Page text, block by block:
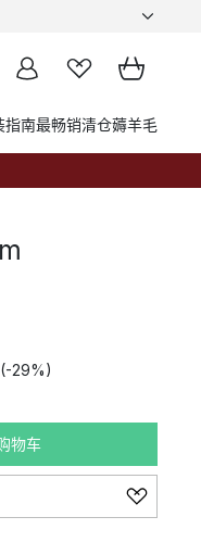
指南最畅销清仓薅羊毛
(-29%)
物车